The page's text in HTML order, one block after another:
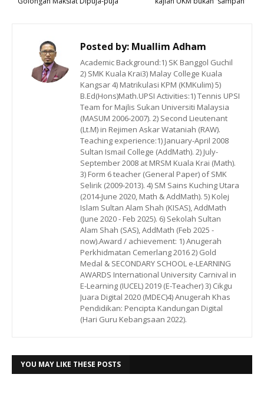
Posted by: Muallim Adham
Academic Background:1) SK Banggol Guchil
2) SMK Kuala Krai3) Malay College Kuala
Kangsar 4) Matrikulasi KPM (KMKulim) 5)
B.Ed(Hons)Math.UPSI Activities:1) Tennis UPSI
Team for Majlis Sukan Universiti Malaysia
(MASUM 2006-2007). 2) Second Lieutenant
(Lt.M) in Rejimen Askar Wataniah (RAW).
Teaching experience:1) January-April 2008
Sultan Ismail College (AddMath). 2) July-
September 2008 at MRSM Kuala Krai (Math).
3) Form 6 teacher (General Paper) of SMK
Selirik (2009-2013). 4) SM Sains Kuching Utara
(2014-June 2020, Math & AddMath). 5) Kolej
Islam Sultan Alam Shah (KISAS), AddMath
(June 2020 - Feb 2025). 6) Sekolah Sultan
Alam Shah (SAS), AddMath (Feb 2025 -
now).Award / achievement: 1) Anugerah
Perkhidmatan Cemerlang 2016 2) Gold
Medal & SECONDARY SCHOOL e-LEARNING
AWARDS International University Carnival in
E-Learning (IUCEL) 2019 (E-Teacher) 3) Cikgu
Juara Digital 2020 (MDEC)4) Anugerah Khas
Pendidikan: Pencipta Kandungan Digital
(Hari Guru Kebangsaan 2022).
YOU MAY LIKE THESE POSTS